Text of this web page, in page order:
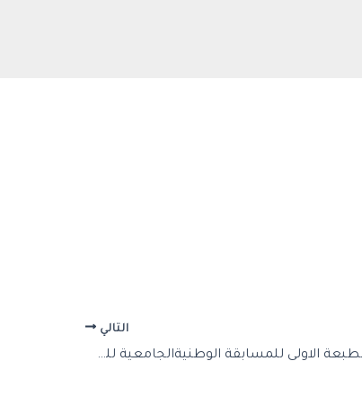
التالي
الطبعة الاولى للمسابقة الوطنيةالجامعية للطالب المؤذن